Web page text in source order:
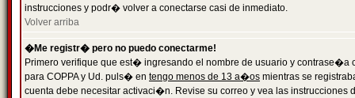
instrucciones y podr� volver a conectarse casi de inmediato.
Volver arriba
�Me registr� pero no puedo conectarme!
Primero verifique que est� ingresando el nombre de usuario y
para COPPA y Ud. puls� en tengo menos de 13 a�os mientras se
cuenta debe necesitar activaci�n. Revise su correo y vea las